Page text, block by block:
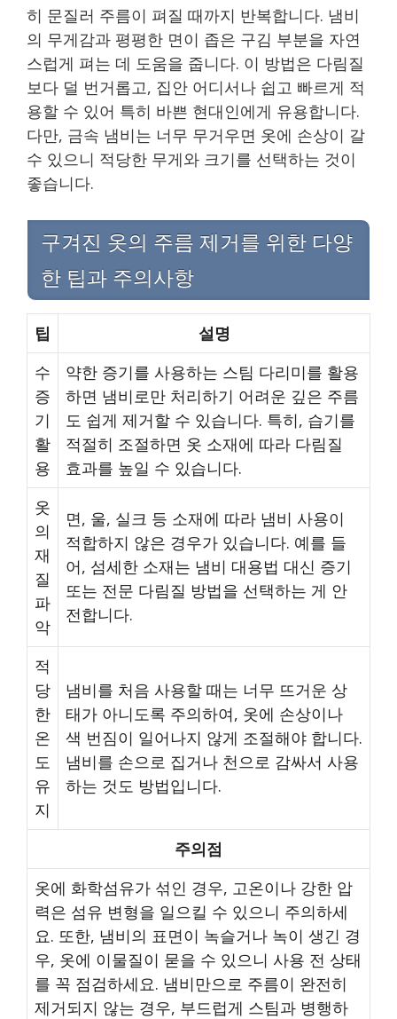
히 문질러 주름이 펴질 때까지 반복합니다. 냄비
의 무게감과 평평한 면이 좁은 구김 부분을 자연
스럽게 펴는 데 도움을 줍니다. 이 방법은 다림질
보다 덜 번거롭고, 집안 어디서나 쉽고 빠르게 적
용할 수 있어 특히 바쁜 현대인에게 유용합니다.
다만, 금속 냄비는 너무 무거우면 옷에 손상이 갈
수 있으니 적당한 무게와 크기를 선택하는 것이
좋습니다.
구겨진 옷의 주름 제거를 위한 다양
한 팁과 주의사항
팁
설명
수
증
기
활
용
약한 증기를 사용하는 스팀 다리미를 활용
하면 냄비로만 처리하기 어려운 깊은 주름
도 쉽게 제거할 수 있습니다. 특히, 습기를
적절히 조절하면 옷 소재에 따라 다림질
효과를 높일 수 있습니다.
옷
의
재
질
파
악
면, 울, 실크 등 소재에 따라 냄비 사용이
적합하지 않은 경우가 있습니다. 예를 들
어, 섬세한 소재는 냄비 대용법 대신 증기
또는 전문 다림질 방법을 선택하는 게 안
전합니다.
적
당
한
온
도
유
지
냄비를 처음 사용할 때는 너무 뜨거운 상
태가 아니도록 주의하여, 옷에 손상이나
색 번짐이 일어나지 않게 조절해야 합니다.
냄비를 손으로 집거나 천으로 감싸서 사용
하는 것도 방법입니다.
주의점
옷에 화학섬유가 섞인 경우, 고온이나 강한 압
력은 섬유 변형을 일으킬 수 있으니 주의하세
요. 또한, 냄비의 표면이 녹슬거나 녹이 생긴 경
우, 옷에 이물질이 묻을 수 있으니 사용 전 상태
를 꼭 점검하세요. 냄비만으로 주름이 완전히
제거되지 않는 경우, 부드럽게 스팀과 병행하